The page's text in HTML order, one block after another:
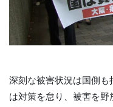
深刻な被害状況は国側も
は対策を怠り、被害を